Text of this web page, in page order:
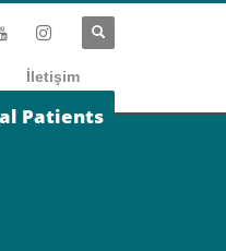
İletişim
Patients